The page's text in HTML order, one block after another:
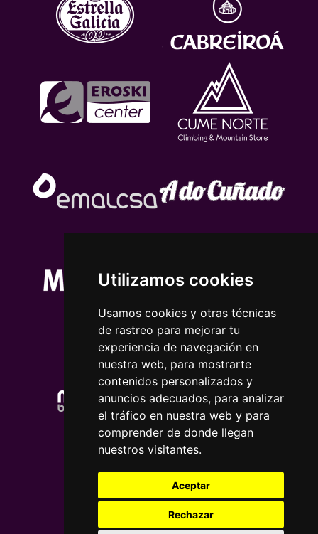
Utilizamos cookies
Usamos cookies y otras técnicas
de rastreo para mejorar tu
experiencia de navegación en
nuestra web, para mostrarte
contenidos personalizados y
anuncios adecuados, para analizar
el tráfico en nuestra web y para
comprender de donde llegan
nuestros visitantes.
Aceptar
Rechazar